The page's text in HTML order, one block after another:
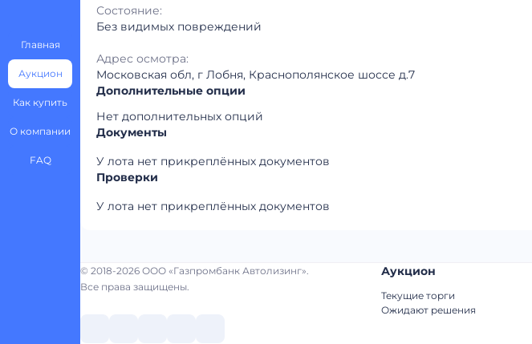
Главная
Аукцион
Как купить
О компании
FAQ
Состояние:
Без видимых повреждений
Адрес осмотра:
Московская обл, г Лобня, Краснополянское шоссе д.7
Дополнительные опции
Нет дополнительных опций
Документы
У лота нет прикреплённых документов
Проверки
У лота нет прикреплённых документов
© 2018-2026 ООО «Газпромбанк Автолизинг».
Все права защищены.
Аукцион
Текущие торги
Ожидают решения